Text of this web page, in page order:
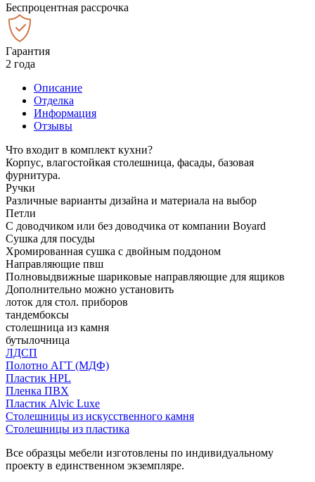
Беспроцентная рассрочка
Гарантия
2 года
Описание
Отделка
Информация
Отзывы
Что входит в комплект кухни?
Корпус, влагостойкая столешница, фасады, базовая
фурнитура.
Ручки
Различные варианты дизайна и материала на выбор
Петли
С доводчиком или без доводчика от компании Boyard
Сушка для посуды
Хромированная сушка с двойным поддоном
Направляющие пвш
Полновыдвижные шариковые направляющие для ящиков
Дополнительно можно установить
лоток для стол. приборов
тандембоксы
столешница из камня
бутылочница
ЛДСП
Полотно АГТ (МДФ)
Пластик HPL
Пленка ПВХ
Пластик Alvic Luxe
Столешницы из искусственного камня
Столешницы из пластика
Все образцы мебели изготовлены по индивидуальному
проекту в единственном экземпляре.